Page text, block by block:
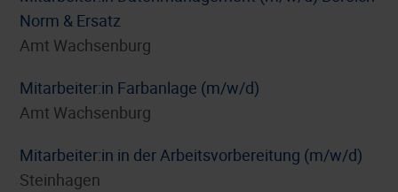
Norm & Ersatz
Amt Wachsenburg
Mitarbeiter:in Farbanlage (m/w/d)
Amt Wachsenburg
Mitarbeiter:in in der Arbeitsvorbereitung (m/w/d)
Steinhagen